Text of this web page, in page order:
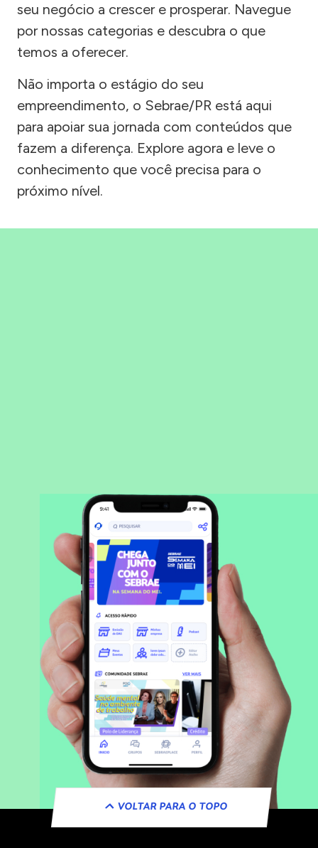
seu negócio a crescer e prosperar. Navegue
por nossas categorias e descubra o que
temos a oferecer.
Não importa o estágio do seu
empreendimento, o Sebrae/PR está aqui
para apoiar sua jornada com conteúdos que
fazem a diferença. Explore agora e leve o
conhecimento que você precisa para o
próximo nível.
VOLTAR PARA O TOPO